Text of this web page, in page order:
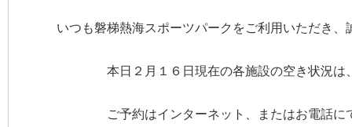
いつも磐梯熱海スポーツパークをご利用いただき、
本日２月１６日現在の各施設の空き状況は
ご予約はインターネット、またはお電話に